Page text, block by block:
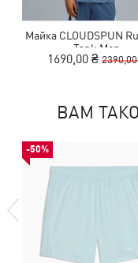
Майка CLOUDSPUN
Tank Men
1690,00 ₴
ВАМ
-50%